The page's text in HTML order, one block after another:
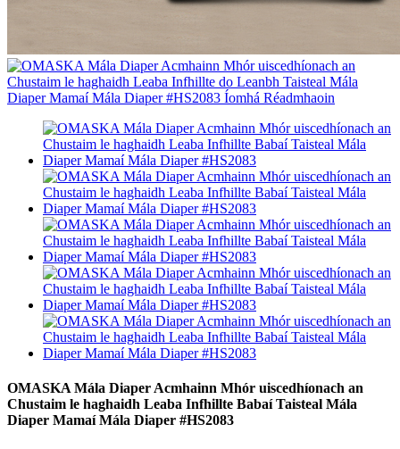
OMASKA Mála Diaper Acmhainn Mhór uiscedhíonach an
Chustaim le haghaidh Leaba Infhillte Babaí Taisteal Mála
Diaper Mamaí Mála Diaper #HS2083